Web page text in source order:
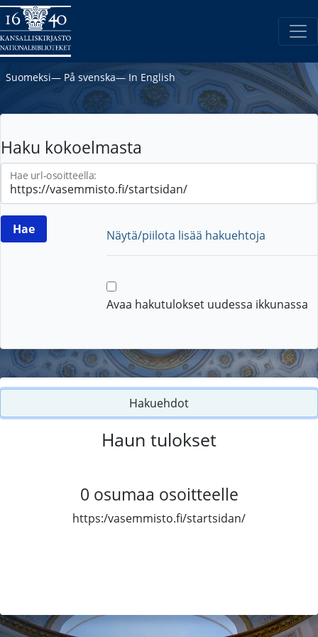
Suomeksi― På svenska― In English
Haku kokoelmasta
Hae url-osoitteella:
Näytä/piilota lisää hakuehtoja
Avaa hakutulokset uudessa ikkunassa
Hakuehdot
Haun tulokset
0 osumaa osoitteelle
https:/vasemmisto.fi/startsidan/